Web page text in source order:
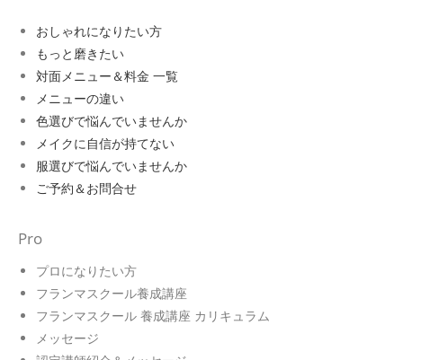
おしゃれになりたい方
もっと磨きたい
対面メニュー＆料金 一覧
メニューの違い
色選びで悩んでいませんか
メイクに自信が持てない
服選びで悩んでいませんか
ご予約＆お問合せ
Pro
プロになりたい方
フランマスクール養成講座
フランマスクール 養成講座 カリキュラム
メッセージ